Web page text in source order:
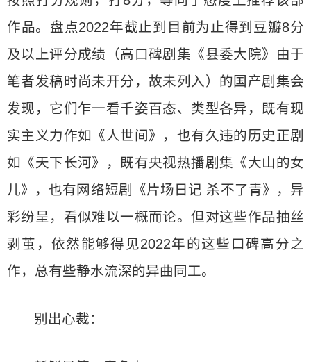
作品。盘点2022年截止到目前为止得到豆瓣8分
及以上评分成绩（高口碑剧集《县委大院》由于
笔者发稿时尚未开分，故未列入）的国产剧集会
发现，它们乍一看千姿百态、类型各异，既有现
实主义力作如《人世间》，也有久违的历史正剧
如《天下长河》，既有央视热播剧集《大山的女
儿》，也有网络短剧《片场日记 杀不了青》，异
彩纷呈，看似难以一概而论。但对这些作品抽丝
剥茧，依然能够得见2022年的这些口碑高分之
作，总有些静水流深的异曲同工。
别出心裁：